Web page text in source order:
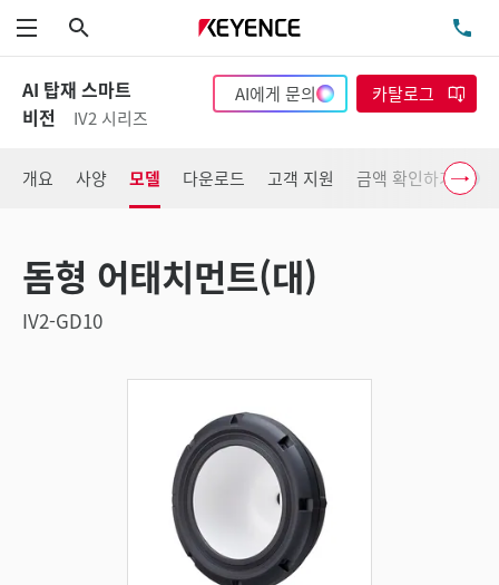
메뉴
AI 탑재 스마트
비전
IV2 시리즈
AI에게 문의 카탈로그
개요 사양 모델 다운로드 고객 지원 금액 확인하기
돔형 어태치먼트(대)
IV2-GD10